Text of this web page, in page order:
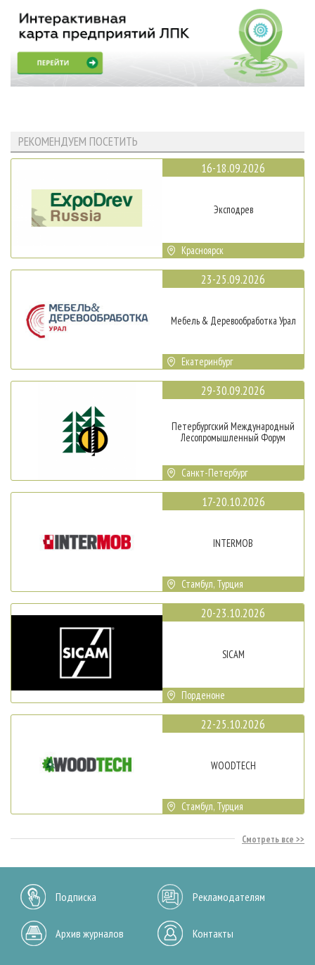
РЕКОМЕНДУЕМ ПОСЕТИТЬ
16-18.09.2026
Эксподрев
Красноярск
23-25.09.2026
Мебель & Деревообработка Урал
Екатеринбург
29-30.09.2026
Петербургский Международный
Лесопромышленный Форум
Санкт-Петербург
17-20.10.2026
INTERMOB
Стамбул, Турция
20-23.10.2026
SICAM
Порденоне
22-25.10.2026
WOODTECH
Стамбул, Турция
Смотреть все
Подписка Рекламодателям
Архив журналов Контакты